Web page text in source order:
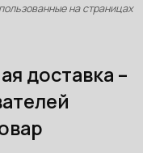
на страницах
доставка –